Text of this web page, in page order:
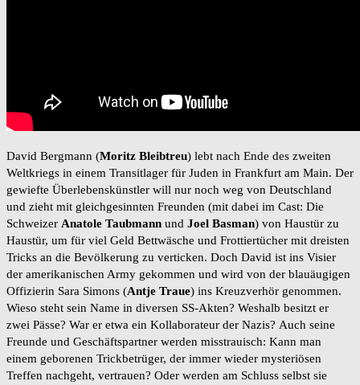
David Bergmann (Moritz Bleibtreu) lebt nach Ende des zweiten
Weltkriegs in einem Transitlager für Juden in Frankfurt am Main. Der
gewiefte Überlebenskünstler will nur noch weg von Deutschland
und zieht mit gleichgesinnten Freunden (mit dabei im Cast: Die
Schweizer Anatole Taubmann und Joel Basman) von Haustür zu
Haustür, um für viel Geld Bettwäsche und Frottiertücher mit dreisten
Tricks an die Bevölkerung zu verticken. Doch David ist ins Visier
der amerikanischen Army gekommen und wird von der blauäugigen
Offizierin Sara Simons (Antje Traue) ins Kreuzverhör genommen.
Wieso steht sein Name in diversen SS-Akten? Weshalb besitzt er
zwei Pässe? War er etwa ein Kollaborateur der Nazis? Auch seine
Freunde und Geschäftspartner werden misstrauisch: Kann man
einem geborenen Trickbetrüger, der immer wieder mysteriösen
Treffen nachgeht, vertrauen? Oder werden am Schluss selbst sie